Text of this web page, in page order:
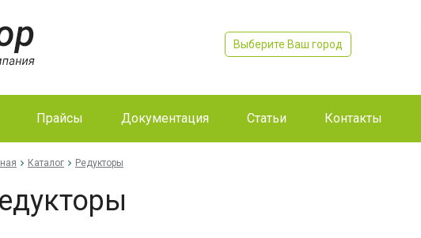
Выберите Ваш город
Прайсы Документация Статьи Контакты
Каталог Редукторы